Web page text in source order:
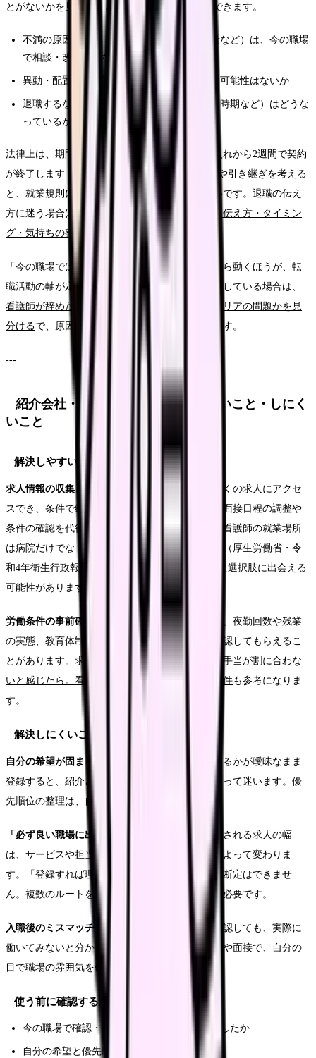
とがないかを見ておくと、後悔の少ない判断ができます。
不満の原因（給料・休み・人間関係・業務量など）は、今の職場
で相談・改善できないか
異動・配置転換・勤務形態の変更で解決する可能性はないか
退職するなら、就業規則の退職手続き（申出時期など）はどうな
っているか
法律上は、期間の定めのない雇用なら退職の申入れから2週間で契約
が終了します（民法第627条）。ただし円満退職や引き継ぎを考える
と、就業規則に沿って早めに伝えるのが望ましいです。退職の伝え
方に迷う場合は、
退職を言い出せない看護師へ。伝え方・タイミン
グ・気持ちの整理
も参考にしてください。
「今の職場では何も変わらない」と確認できてから動くほうが、転
職活動の軸が定まります。辞めたい気持ちが先行している場合は、
看護師が辞めたいと感じたら。職場の問題かキャリアの問題かを見
分けるで、原因の整理から始めるのもおすすめです。
---
紹介会社・転職サイトで解決しやすいこと・しにく
いこと
解決しやすいこと
求人情報の収集と比較
。自分一人で探すより、多くの求人にアクセ
スでき、条件で絞り込めます。担当者がつけば、面接日程の調整や
条件の確認を代行してもらえることもあります。看護師の就業場所
は病院だけでなく、診療所・訪問看護など多様で（厚生労働省・令
和4年衛生行政報告例）、自分では気づかなかった選択肢に出会える
可能性があります。
労働条件の事前確認
。求人票だけでは分からない、夜勤回数や残業
の実態、教育体制などを、担当者経由で職場に確認してもらえるこ
とがあります。求人票で見るべき給与条件は
夜勤手当が割に合わな
いと感じたら。看護師が求人票で見るべき給与条件も参考になりま
す。
解決しにくいこと
自分の希望が固まっていない問題
。何を求めているかが曖昧なまま
登録すると、紹介された求人を判断できず、かえって迷います。優
先順位の整理は、自分でしかできません。
「必ず良い職場に出会える」わけではない
。紹介される求人の幅
は、サービスや担当者、地域、自分の希望条件によって変わりま
す。「登録すれば理想の職場が見つかる」という断定はできませ
ん。複数のルートを使い、自分で見極める姿勢が必要です。
入職後のミスマッチをゼロにすること
。事前に確認しても、実際に
働いてみないと分からない部分は残ります。見学や面接で、自分の
目で職場の雰囲気を確かめることが大切です。
使う前に確認すること
今の職場で確認・改善できることを先に整理したか
自分の希望と優先順位を言葉にしたか